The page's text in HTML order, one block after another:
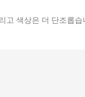
고 색상은 더 단조롭습